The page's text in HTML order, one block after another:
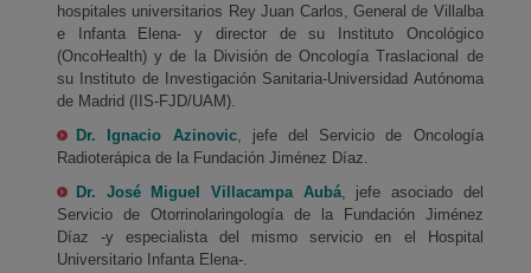
hospitales universitarios Rey Juan Carlos, General de Villalba
e Infanta Elena- y director de su Instituto Oncológico
(OncoHealth) y de la División de Oncología Traslacional de
su Instituto de Investigación Sanitaria-Universidad Autónoma
de Madrid (IIS-FJD/UAM).
Dr. Ignacio Azinovic, jefe del Servicio de Oncología
Radioterápica de la Fundación Jiménez Díaz.
Dr. José Miguel Villacampa Aubá, jefe asociado del
Servicio de Otorrinolaringología de la Fundación Jiménez
Díaz -y especialista del mismo servicio en el Hospital
Universitario Infanta Elena-.